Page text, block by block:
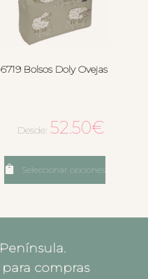
6719 Bolsos Doly Ovejas
Desde:52.50€
Seleccionar opciones
la Península.
compras